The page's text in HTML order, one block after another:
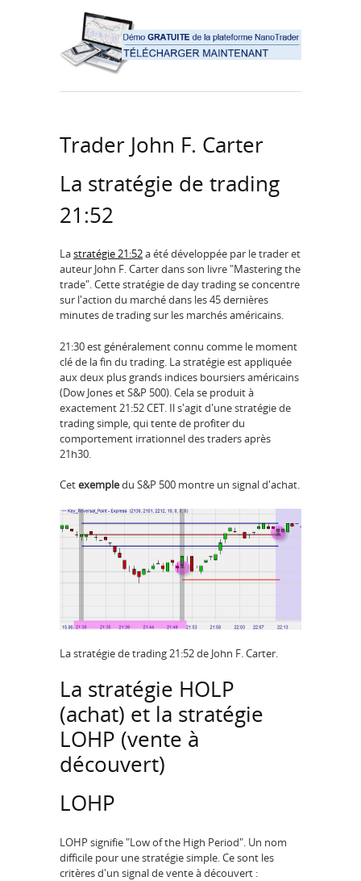
Trader John F. Carter
La stratégie de trading
21:52
Lastratégie 21:52a été développée par le trader et
auteur John F. Carter dans son livre "Mastering the
trade". Cette stratégie de day trading se concentre
sur l'action du marché dans les 45 dernières
minutes de trading sur les marchés américains.
21:30 est généralement connu comme le moment
clé de la fin du trading. La stratégie est appliquée
aux deux plus grands indices boursiers américains
(Dow Jones et S&P 500). Cela se produit à
exactement 21:52 CET. Il s'agit d'une stratégie de
trading simple, qui tente de profiter du
comportement irrationnel des traders après
21h30.
Cetexempledu S&P 500 montre un signal d'achat.
La stratégie de trading 21:52 de John F. Carter.
La stratégie HOLP
(achat) et la stratégie
LOHP (vente à
découvert)
LOHP
LOHP signifie "Low of the High Period". Un nom
difficile pour une stratégie simple. Ce sont les
critères d'un signal de vente à découvert :